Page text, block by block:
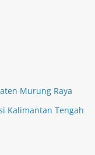
Murung Raya
Kalimantan Tengah